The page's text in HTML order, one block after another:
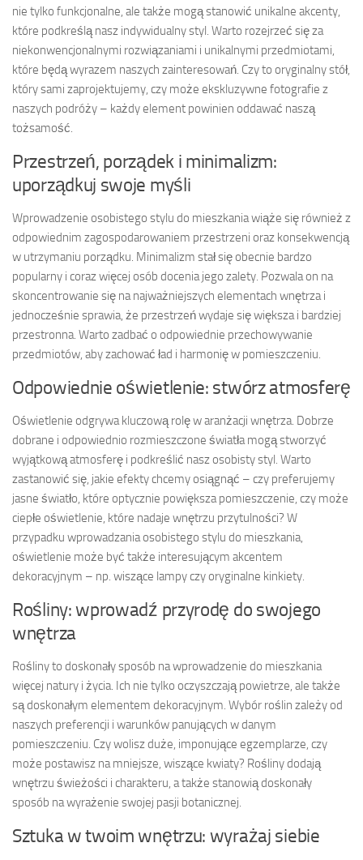
nie tylko funkcjonalne, ale także mogą stanowić unikalne akcenty,
które podkreślą nasz indywidualny styl. Warto rozejrzeć się za
niekonwencjonalnymi rozwiązaniami i unikalnymi przedmiotami,
które będą wyrazem naszych zainteresowań. Czy to oryginalny stół,
który sami zaprojektujemy, czy może ekskluzywne fotografie z
naszych podróży – każdy element powinien oddawać naszą
tożsamość.
Przestrzeń, porządek i minimalizm:
uporządkuj swoje myśli
Wprowadzenie osobistego stylu do mieszkania wiąże się również z
odpowiednim zagospodarowaniem przestrzeni oraz konsekwencją
w utrzymaniu porządku. Minimalizm stał się obecnie bardzo
popularny i coraz więcej osób docenia jego zalety. Pozwala on na
skoncentrowanie się na najważniejszych elementach wnętrza i
jednocześnie sprawia, że przestrzeń wydaje się większa i bardziej
przestronna. Warto zadbać o odpowiednie przechowywanie
przedmiotów, aby zachować ład i harmonię w pomieszczeniu.
Odpowiednie oświetlenie: stwórz atmosferę
Oświetlenie odgrywa kluczową rolę w aranżacji wnętrza. Dobrze
dobrane i odpowiednio rozmieszczone światła mogą stworzyć
wyjątkową atmosferę i podkreślić nasz osobisty styl. Warto
zastanowić się, jakie efekty chcemy osiągnąć – czy preferujemy
jasne światło, które optycznie powiększa pomieszczenie, czy może
ciepłe oświetlenie, które nadaje wnętrzu przytulności? W
przypadku wprowadzania osobistego stylu do mieszkania,
oświetlenie może być także interesującym akcentem
dekoracyjnym – np. wiszące lampy czy oryginalne kinkiety.
Rośliny: wprowadź przyrodę do swojego
wnętrza
Rośliny to doskonały sposób na wprowadzenie do mieszkania
więcej natury i życia. Ich nie tylko oczyszczają powietrze, ale także
są doskonałym elementem dekoracyjnym. Wybór roślin zależy od
naszych preferencji i warunków panujących w danym
pomieszczeniu. Czy wolisz duże, imponujące egzemplarze, czy
może postawisz na mniejsze, wiszące kwiaty? Rośliny dodają
wnętrzu świeżości i charakteru, a także stanowią doskonały
sposób na wyrażenie swojej pasji botanicznej.
Sztuka w twoim wnętrzu: wyrażaj siebie